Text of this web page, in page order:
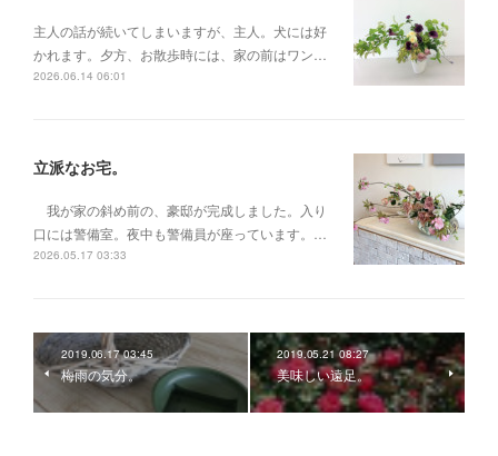
主人の話が続いてしまいますが、主人。犬には好
かれます。夕方、お散歩時には、家の前はワン…
2026.06.14 06:01
立派なお宅。
我が家の斜め前の、豪邸が完成しました。入り
口には警備室。夜中も警備員が座っています。…
2026.05.17 03:33
2019.06.17 03:45
梅雨の気分。
2019.05.21 08:27
美味しい遠足。